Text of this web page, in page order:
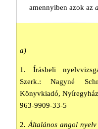
amennyiben azok az
a)
1. Írásbeli
Szerk.:
Nagyné
Könyvkiadó,
963-9909-33-5
2. Általános angol nyelv